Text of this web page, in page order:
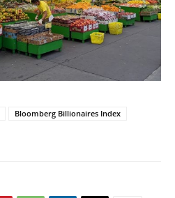
Bloomberg Billionaires Index